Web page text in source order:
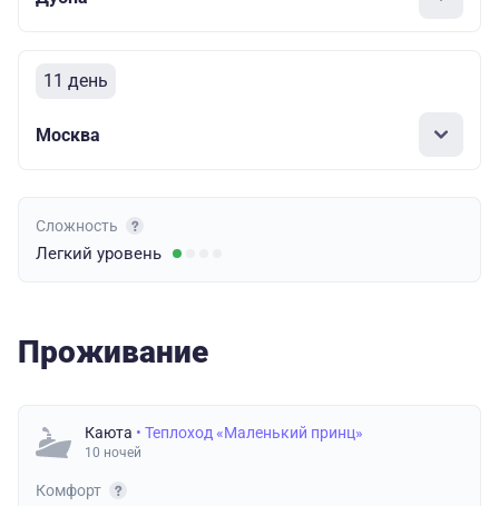
11 день
Москва
Сложность
Легкий уровень
Проживание
Каюта • Теплоход «Маленький принц»
10 ночей
Комфорт